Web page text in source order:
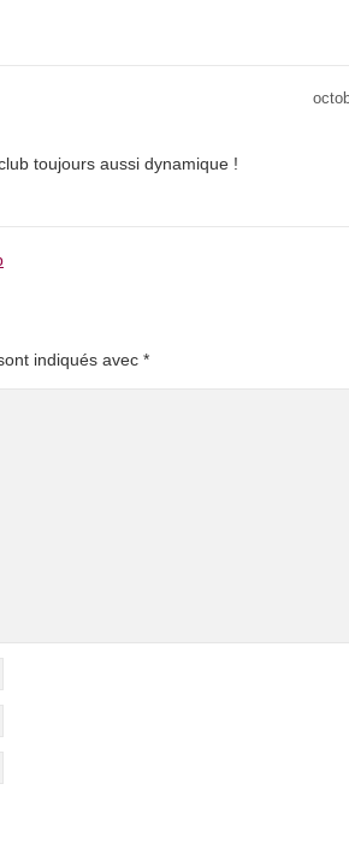
toujours aussi dynamique !
indiqués avec *